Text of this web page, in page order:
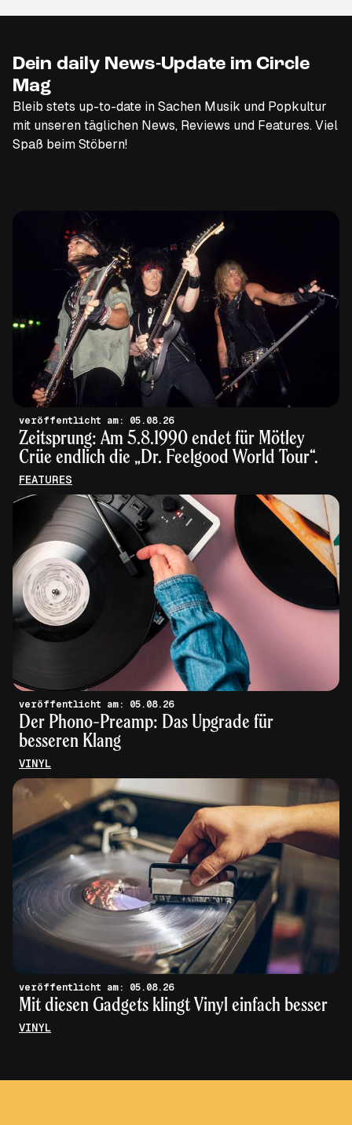
Dein daily News-Update im Circle
Mag
Bleib stets up-to-date in Sachen Musik und Popkultur
mit unseren täglichen News, Reviews und Features. Viel
Spaß beim Stöbern!
veröffentlicht am: 05.08.26
Zeitsprung: Am 5.8.1990 endet für Mötley
Crüe endlich die „Dr. Feelgood World Tour“.
FEATURES
veröffentlicht am: 05.08.26
Der Phono-Preamp: Das Upgrade für
besseren Klang
VINYL
veröffentlicht am: 05.08.26
Mit diesen Gadgets klingt Vinyl einfach besser
VINYL